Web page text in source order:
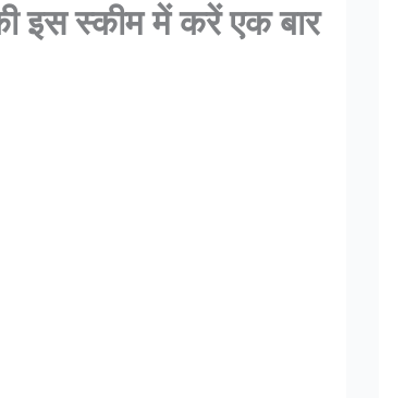
स्कीम में करें एक बार